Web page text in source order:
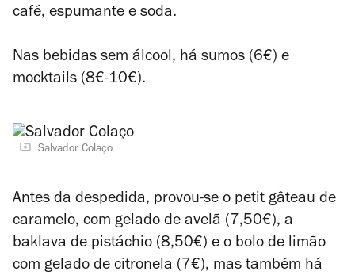
café, espumante e soda.
Nas bebidas sem álcool, há sumos (6€) e
mocktails (8€-10€).
Salvador Colaço
Antes da despedida, provou-se o petit gâteau de
caramelo, com gelado de avelã (7,50€), a
baklava de pistáchio (8,50€) e o bolo de limão
com gelado de citronela (7€), mas também há